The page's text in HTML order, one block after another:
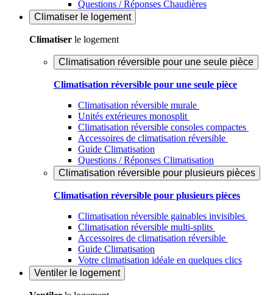
Questions / Réponses Chaudières
Climatiser le logement
Climatiser le logement
Climatisation réversible pour une seule pièce
Climatisation réversible pour une seule pièce
Climatisation réversible murale
Unités extérieures monosplit
Climatisation réversible consoles compactes
Accessoires de climatisation réversible
Guide Climatisation
Questions / Réponses Climatisation
Climatisation réversible pour plusieurs pièces
Climatisation réversible pour plusieurs pièces
Climatisation réversible gainables invisibles
Climatisation réversible multi-splits
Accessoires de climatisation réversible
Guide Climatisation
Votre climatisation idéale en quelques clics
Ventiler le logement